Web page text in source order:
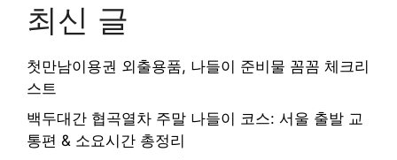
최신 글
첫만남이용권 외출용품, 나들이 준비물 꼼꼼 체크리
스트
백두대간 협곡열차 주말 나들이 코스: 서울 출발 교
통편 & 소요시간 총정리